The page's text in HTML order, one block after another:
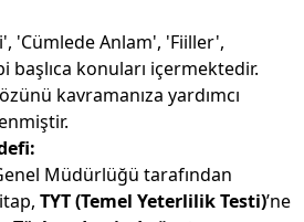
'Cümlede Anlam', 'Fiiller',
başlıca konuları içermektedir.
kavramanıza yardımcı
Müdürlüğü tarafından
TYT (Temel Yeterlilik Testi)’ne